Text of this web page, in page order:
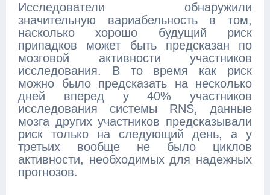
Исследователи обнаружили
значительную вариабельность в том,
насколько хорошо будущий риск
припадков может быть предсказан по
мозговой активности участников
исследования. В то время как риск
можно было предсказать на несколько
дней вперед у 40% участников
исследования системы RNS, данные
мозга других участников предсказывали
риск только на следующий день, а у
третьих вообще не было циклов
активности, необходимых для надежных
прогнозов.